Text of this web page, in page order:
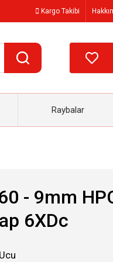
Kargo Takibi
Raybalar
- 9mm
6XDc